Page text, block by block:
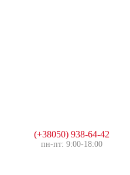
(+38050) 938-64-42
пн-пт: 9:00-18:00